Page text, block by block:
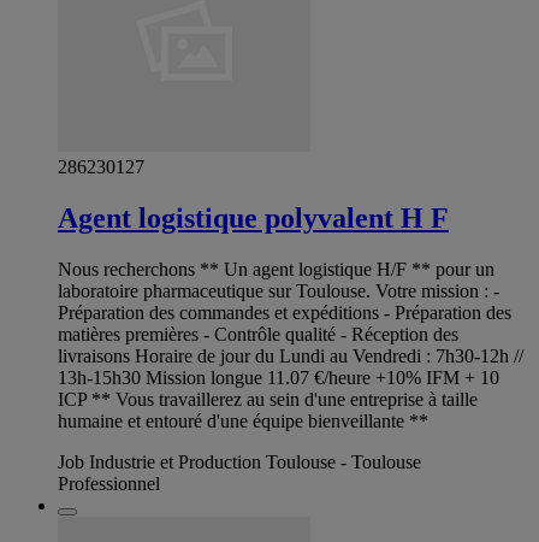
286230127
Agent logistique polyvalent H F
Nous recherchons ** Un agent logistique H/F ** pour un
laboratoire pharmaceutique sur Toulouse. Votre mission : -
Préparation des commandes et expéditions - Préparation des
matières premières - Contrôle qualité - Réception des
livraisons Horaire de jour du Lundi au Vendredi : 7h30-12h //
13h-15h30 Mission longue 11.07 €/heure +10% IFM + 10
ICP ** Vous travaillerez au sein d'une entreprise à taille
humaine et entouré d'une équipe bienveillante **
Job Industrie et Production Toulouse - Toulouse
Professionnel